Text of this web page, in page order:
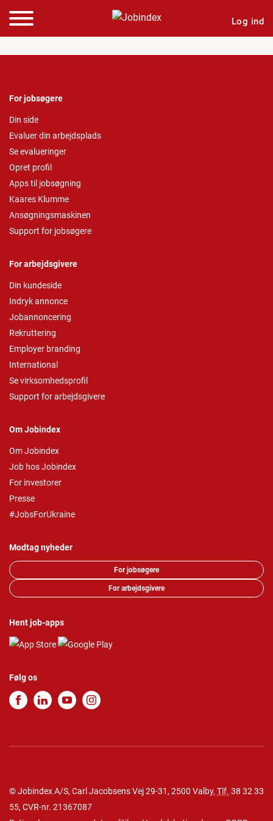
Log ind
For jobsøgere
Din side
Evaluer din arbejdsplads
Se evalueringer
Opret profil
Apps til jobsøgning
Kaares Klumme
Ansøgningsmaskinen
Support for jobsøgere
For arbejdsgivere
Din kundeside
Indryk annonce
Jobannoncering
Rekruttering
Employer branding
International
Se virksomhedsprofil
Support for arbejdsgivere
Om Jobindex
Om Jobindex
Job hos Jobindex
For investorer
Presse
#JobsForUkraine
Modtag nyheder
For jobsøgere
For arbejdsgivere
Hent job-apps
Følg os
© Jobindex A/S, Carl Jacobsens Vej 29-31, 2500 Valby, Tlf. 38 32 33
55, CVR-nr. 21367087